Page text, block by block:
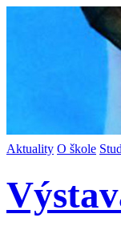
Aktuality O škole